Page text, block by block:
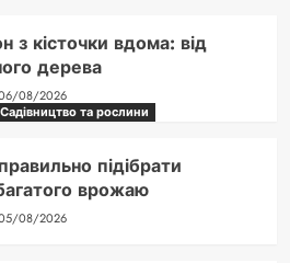
з кісточки вдома: від
дерева
08/2026
Садівництво та рослини
підібрати
врожаю
08/2026